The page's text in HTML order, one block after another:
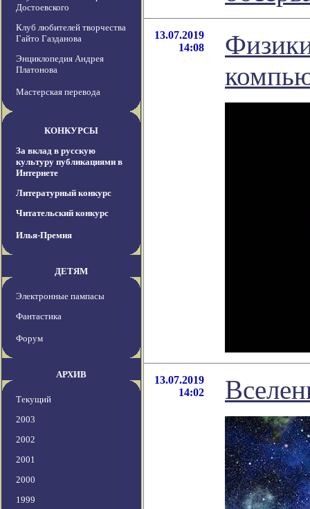
Достоевского
Клуб любителей творчества
Гайто Газданова
Энциклопедия Андрея
Платонова
Мастерская перевода
КОНКУРСЫ
За вклад в русскую
культуру публикациями в
Интернете
Литературный конкурс
Читательский конкурс
Илья-Премия
ДЕТЯМ
Электронные пампасы
Фантастика
Форум
АРХИВ
Текущий
2003
2002
2001
2000
1999
13.07.2019
14:08
13.07.2019
14:02